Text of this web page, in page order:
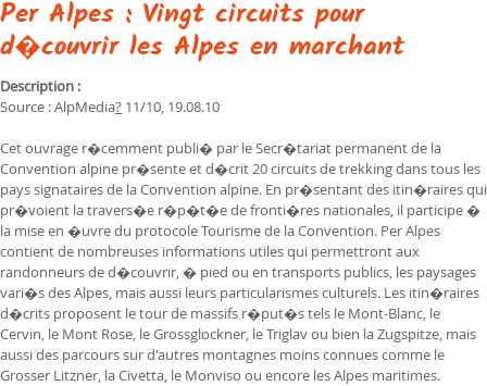
Per Alpes : Vingt circuits pour
d�couvrir les Alpes en marchant
Description :
Source :AlpMedia? 11/10, 19.08.10
Cet ouvrage r�cemment publi� par le Secr�tariat permanent de la
Convention alpine pr�sente et d�crit 20 circuits de trekking dans tous les
pays signataires de la Convention alpine. En pr�sentant des itin�raires qui
pr�voient la travers�e r�p�t�e de fronti�res nationales, il participe �
la mise en �uvre du protocole Tourisme de la Convention. Per Alpes
contient de nombreuses informations utiles qui permettront aux
randonneurs de d�couvrir, � pied ou en transports publics, les paysages
vari�s des Alpes, mais aussi leurs particularismes culturels. Les itin�raires
d�crits proposent le tour de massifs r�put�s tels le Mont-Blanc, le
Cervin, le Mont Rose, le Grossglockner, le Triglav ou bien la Zugspitze, mais
aussi des parcours sur d'autres montagnes moins connues comme le
Grosser Litzner, la Civetta, le Monviso ou encore les Alpes maritimes.